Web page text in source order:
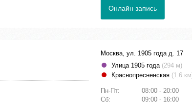
Онлайн запись
Москва, ул. 1905 года д. 17
Улица 1905 года (294 м)
Краснопресненская (1.6
Пн-Пт:
08:00 - 20:00
Сб:
09:00 - 16:00